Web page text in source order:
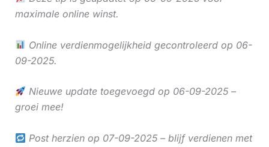
maximale online winst.
Online verdienmogelijkheid gecontroleerd op 06-
09-2025.
Nieuwe update toegevoegd op 06-09-2025 –
groei mee!
Post herzien op 07-09-2025 – blijf verdienen met